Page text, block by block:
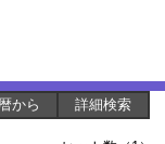
から 詳細検索